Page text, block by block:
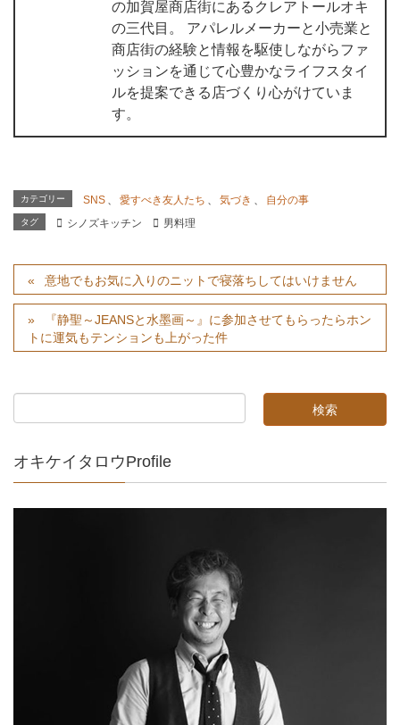
の加賀屋商店街にあるクレアトールオキ
の三代目。 アパレルメーカーと小売業と
商店街の経験と情報を駆使しながらファ
ッションを通じて心豊かなライフスタイ
ルを提案できる店づくり心がけていま
す。
カテゴリー SNS 、 愛すべき友人たち 、 気づき 、 自分の事
タグ シノズキッチン 男料理
意地でもお気に入りのニットで寝落ちしてはいけません
『静聖～JEANSと水墨画～』に参加させてもらったらホン
トに運気もテンションも上がった件
オキケイタロウProfile